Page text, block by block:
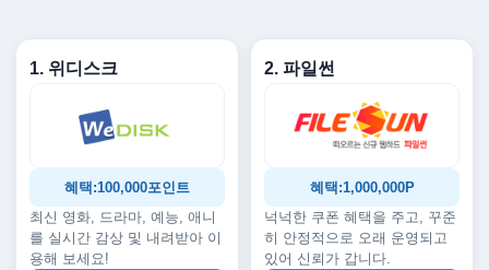
1. 위디스크
혜택:100,000포인트
최신 영화, 드라마, 예능, 애니
를 실시간 감상 및 내려받아 이
용해 보세요!
2. 파일썬
혜택:1,000,000P
넉넉한 쿠폰 혜택을 주고, 꾸준
히 안정적으로 오래 운영되고
있어 신뢰가 갑니다.